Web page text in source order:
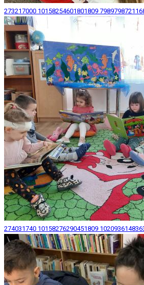
273217000 10158254601801809
274031740 10158276290451809